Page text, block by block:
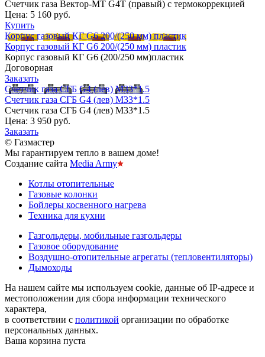
Счетчик газа Вектор-МТ G4Т (правый) с термокоррекцией
Цена: 5 160 руб.
Купить
Корпус газовый КГ G6 200/(250 мм) пластик
Корпус газовый КГ G6 200/(250 мм) пластик
Корпус газовый КГ G6 (200/250 мм)пластик
Договорная
Заказать
Счетчик газа СГБ G4 (лев) М33*1.5
Счетчик газа СГБ G4 (лев) М33*1.5
Счетчик газа СГБ G4 (лев) М33*1.5
Цена: 3 950 руб.
Заказать
© Газмастер
Мы гарантируем тепло в вашем доме!
Создание сайта Media Army
Котлы отопительные
Газовые колонки
Бойлеры косвенного нагрева
Техника для кухни
Газгольдеры, мобильные газгольдеры
Газовое оборудование
Воздушно-отопительные агрегаты (тепловентиляторы)
Дымоходы
На нашем сайте мы используем cookie, данные об IP-адресе и
местоположении для сбора информации технического
характера,
в соответствии с политикой организации по обработке
персональных данных.
Ваша корзина пуста